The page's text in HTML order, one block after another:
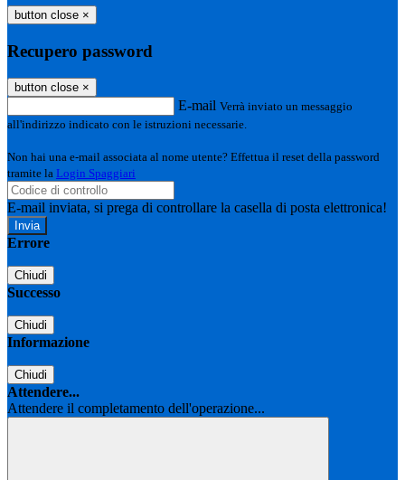
button close ×
Recupero password
button close ×
E-mail Verrà inviato un messaggio
all'indirizzo indicato con le istruzioni necessarie.
Non hai una e-mail associata al nome utente? Effettua il reset della password
tramite la Login Spaggiari
E-mail inviata, si prega di controllare la casella di posta elettronica!
Errore
Chiudi
Successo
Chiudi
Informazione
Chiudi
Attendere...
Attendere il completamento dell'operazione...